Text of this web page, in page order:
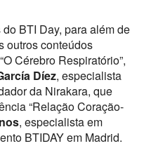
BTI Day, para além de
outros conteúdos
Cérebro Respiratório”,
Díez, especialista
da Nirakara, que
“Relação Coração-
, especialista em
BTIDAY em Madrid.